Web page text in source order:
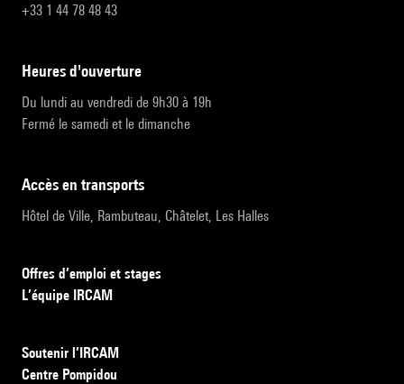
+33 1 44 78 48 43
heures d'ouverture
Du lundi au vendredi de 9h30 à 19h
Fermé le samedi et le dimanche
accès en transports
Hôtel de Ville, Rambuteau, Châtelet, Les Halles
Offres d’emploi et stages
L’équipe IRCAM
Soutenir l’IRCAM
Centre Pompidou